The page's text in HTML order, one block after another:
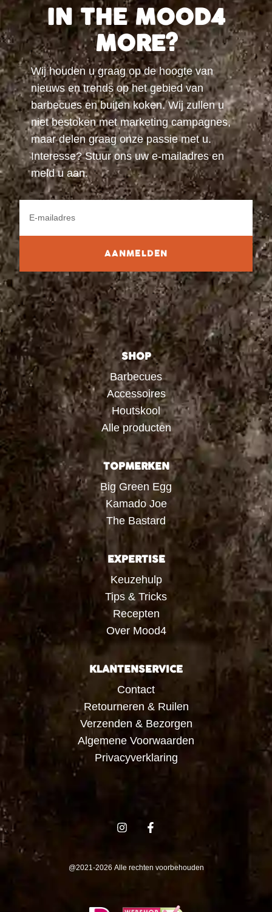
IN THE MOOD4
MORE?
Wij houden u graag op de hoogte van
nieuws en trends op het gebied van
barbecues en buiten koken. Wij zullen u
niet bestoken met marketing campagnes,
maar delen graag onze passie met u.
Interesse? Stuur ons uw e-mailadres en
meld u aan.
AANMELDEN
SHOP
Barbecues
Accessoires
Houtskool
Alle producten
TOPMERKEN
Big Green Egg
Kamado Joe
The Bastard
EXPERTISE
Keuzehulp
Tips & Tricks
Recepten
Over Mood4
KLANTENSERVICE
Contact
Retourneren & Ruilen
Verzenden & Bezorgen
Algemene Voorwaarden
Privacyverklaring
@2021-2026 Alle rechten voorbehouden